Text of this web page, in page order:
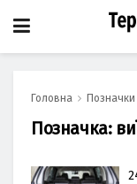
Головна Позначки
Позначка: